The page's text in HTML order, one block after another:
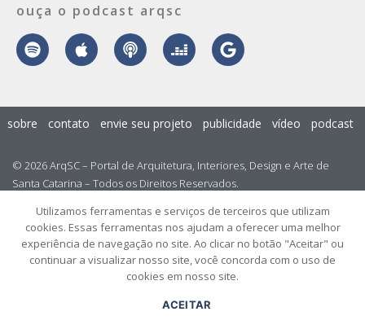
ouça o podcast arqsc
© 2026 ArqSC – Portal de Arquitetura, Interiores, Design e Arte de
Santa Catarina – Todos os Direitos Reservados.
sobre contato envie seu projeto publicidade vídeo podcast
Utilizamos ferramentas e serviços de terceiros que utilizam
cookies. Essas ferramentas nos ajudam a oferecer uma melhor
experiência de navegação no site. Ao clicar no botão "Aceitar" ou
continuar a visualizar nosso site, você concorda com o uso de
cookies em nosso site.
ACEITAR